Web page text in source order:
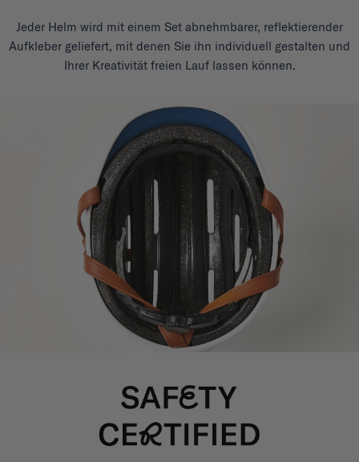
Jeder Helm wird mit einem Set abnehmbarer, reflektierender
Aufkleber geliefert, mit denen Sie ihn individuell gestalten und
Ihrer Kreativität freien Lauf lassen können.